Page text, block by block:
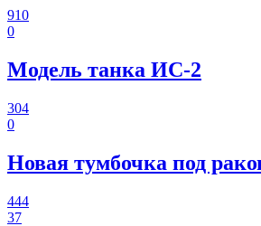
910
0
Модель танка ИС-2
304
0
Новая тумбочка под
444
37